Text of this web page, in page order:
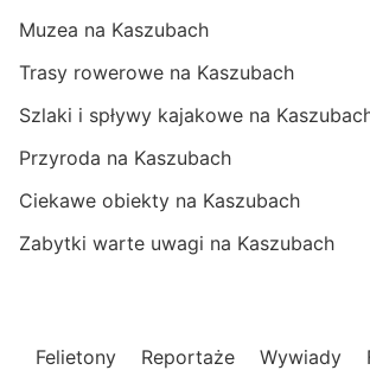
Muzea na Kaszubach
Trasy rowerowe na Kaszubach
Szlaki i spływy kajakowe na
Przyroda na Kaszubach
Ciekawe obiekty na Kaszubach
Zabytki warte uwagi na Kaszubach
Felietony Reportaże Wywiady